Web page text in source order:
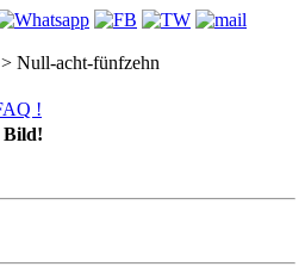
> Null-acht-fünfzehn
!
Bild!